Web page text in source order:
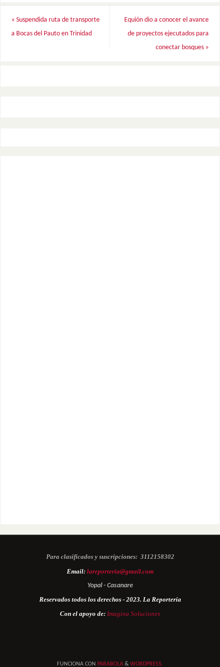
« Suspendida ruta de transporte
a Bocas del Pauto en Trinidad
Equión dio a conocer el avance
de proyectos ejecutados para
conectar bosques »
Para clasificados y suscripciones: 3112158302
Email: lareporteria@gmail.com
Yopal - Casanare
Reservados todos los derechos - 2023. La Reportería
Con el apoyo de: Imagina Soluciones
FUNCIONA CON PARABOLA & WORDPRESS.